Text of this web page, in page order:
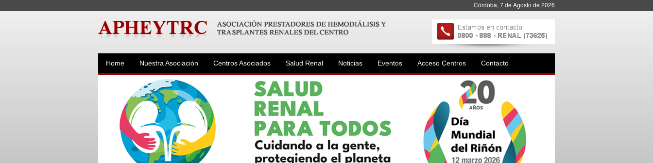
Córdoba, 7 de Agosto de 2026
Home Nuestra Asociación Centros Asociados Salud Renal Noticias Eventos Acceso Centros Contacto